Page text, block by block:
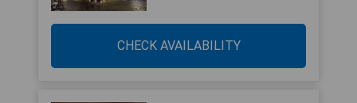
CHECK AVAILABILITY